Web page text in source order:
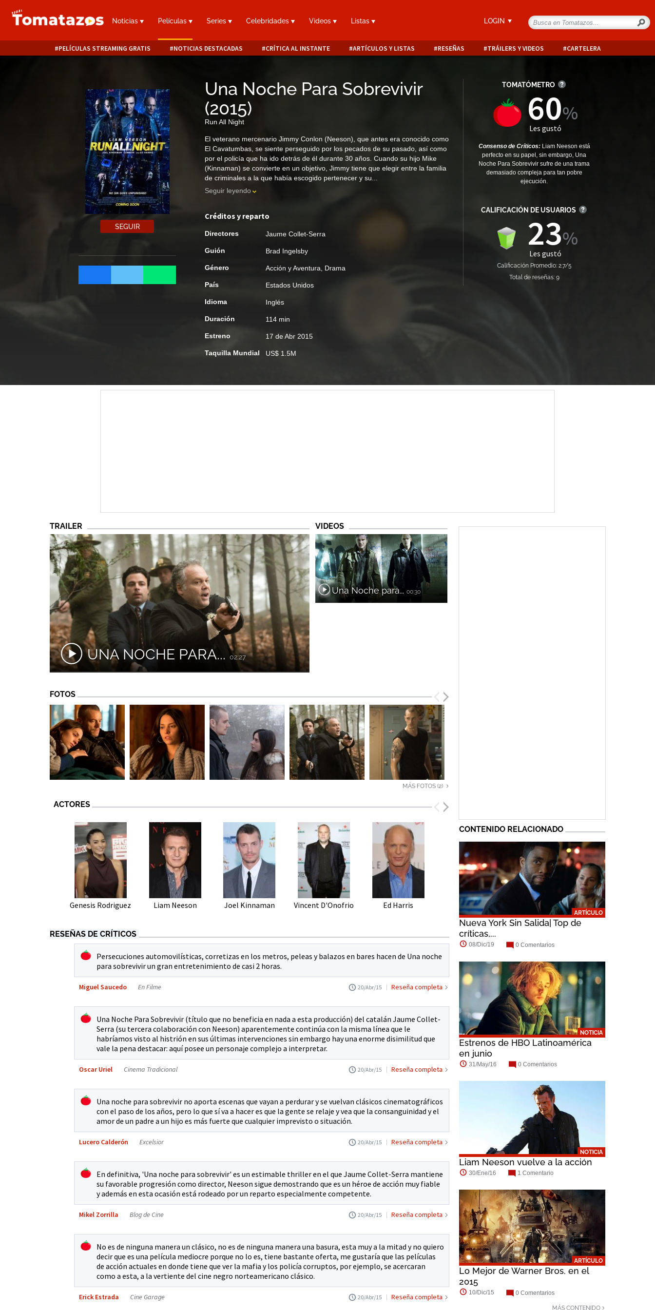
Noticias Películas Series Celebridades Videos Listas LOGIN
PELÍCULAS STREAMING GRATIS NOTICIAS DESTACADAS CRÍTICA AL INSTANTE ARTÍCULOS Y LISTAS RESEÑAS TRÁILERS Y VIDEOS CARTELERA
SEGUIR
Una Noche Para Sobrevivir
(2015)
Run All Night
El veterano mercenario Jimmy Conlon (Neeson), que antes era conocido como
El Cavatumbas, se siente perseguido por los pecados de su pasado, así como
por el policía que ha ido detrás de él durante 30 años. Cuando su hijo Mike
(Kinnaman) se convierte en un objetivo, Jimmy tiene que elegir entre la familia
de criminales a la que había escogido pertenecer y su...
Seguir leyendo
Créditos y reparto
Directores Jaume Collet-Serra
Guión Brad Ingelsby
Género Acción y Aventura Drama
País Estados Unidos
Idioma Inglés
Duración 114 min
Estreno 17 de Abr 2015
Taquilla Mundial US$ 1.5M
TOMATÓMETRO
60
Les gustó
Consenso de Críticos: Liam Neeson está
perfecto en su papel, sin embargo, Una
Noche Para Sobrevivir sufre de una trama
demasiado compleja para tan pobre
ejecución.
CALIFICACIÓN DE USUARIOS
23
Les gustó
Calificación Promedio: 2.7/5
Total de reseñas: 9
TRAILER
UNA NOCHE PARA... 02:27
VIDEOS
Una Noche para... 00:30
FOTOS
MÁS FOTOS (2)
ACTORES
Genesis Rodriguez Liam Neeson Joel Kinnaman Vincent D'Onofrio Ed Harris Common
RESEÑAS DE CRÍTICOS
Persecuciones automovilísticas, corretizas en los metros, peleas y balazos en bares hacen de Una noche
para sobrevivir un gran entretenimiento de casi 2 horas.
Miguel Saucedo En Filme 20/Abr/15 Reseña completa
Una Noche Para Sobrevivir (título que no beneficia en nada a esta producción) del catalán Jaume Collet-
Serra (su tercera colaboración con Neeson) aparentemente continúa con la misma línea que le
habríamos visto al histrión en sus últimas intervenciones sin embargo hay una enorme disimilitud que
vale la pena destacar: aquí posee un personaje complejo a interpretar.
Oscar Uriel Cinema Tradicional 20/Abr/15 Reseña completa
Una noche para sobrevivir no aporta escenas que vayan a perdurar y se vuelvan clásicos cinematográficos
con el paso de los años, pero lo que sí va a hacer es que la gente se relaje y vea que la consanguinidad y el
amor de un padre a un hijo es más fuerte que cualquier imprevisto o situación.
Lucero Calderón Excelsior 20/Abr/15 Reseña completa
En definitiva, 'Una noche para sobrevivir' es un estimable thriller en el que Jaume Collet-Serra mantiene
su favorable progresión como director, Neeson sigue demostrando que es un héroe de acción muy fiable
y además en esta ocasión está rodeado por un reparto especialmente competente.
Mikel Zorrilla Blog de Cine 20/Abr/15 Reseña completa
No es de ninguna manera un clásico, no es de ninguna manera una basura, esta muy a la mitad y no quiero
decir que es una película mediocre porque no lo es, tiene bastante oferta, me gustaría que las películas
de acción actuales en donde tiene que ver la mafia y los policía corruptos, por ejemplo, se acercaran
como a esta, a la vertiente del cine negro norteamericano clásico.
Erick Estrada Cine Garage 20/Abr/15 Reseña completa
CONTENIDO RELACIONADO
ARTÍCULO
Nueva York Sin Salida| Top de
críticas,...
08/Dic/19 0 Comentarios
NOTICIA
Estrenos de HBO Latinoamérica
en junio
31/May/16 0 Comentarios
NOTICIA
Liam Neeson vuelve a la acción
30/Ene/16 1 Comentario
ARTÍCULO
Lo Mejor de Warner Bros. en el
2015
10/Dic/15 0 Comentarios
MÁS CONTENIDO